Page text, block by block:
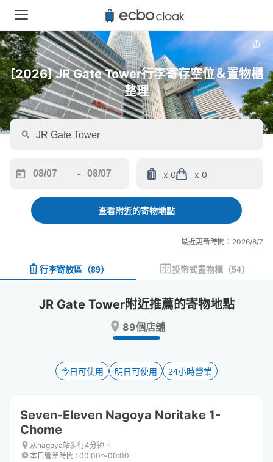
[2026] JR Gate Tower行李寄存空位＆置物櫃
整理
forward
interact
and
date.
keyboard
shortcuts
for
changing
-
backward
interact
and
a
date.
Press
key
to
keyboard
for
changing
x 0 x 0
查看附近的寄物地點
最近更新時間：2026/8/7
行李寄放區 （89） 投幣式置物櫃 （54）
JR Gate Tower附近推薦的寄物地點
89個店舖
今日可使用 明日可使用 24小時營業
Seven-Eleven Nagoya Noritake 1-
Chome
从nagoya站步行4分钟。
本日營業時間 : 00:00〜00:00